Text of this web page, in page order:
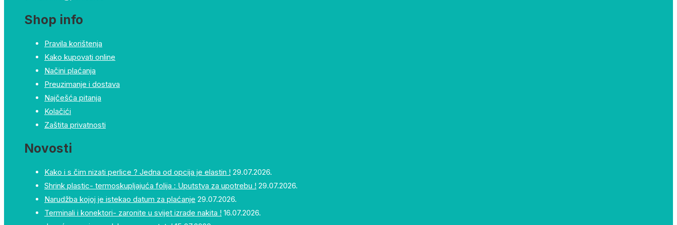
Shop info
Pravila korištenja
Kako kupovati online
Načini plaćanja
Preuzimanje i dostava
Najčešća pitanja
Kolačići
Zaštita privatnosti
Novosti
Kako i s čim nizati perlice ? Jedna od opcija je elastin ! 29.07.2026.
Shrink plastic- termoskupljajuća folija : Uputstva za upotrebu ! 29.07.2026.
Narudžba kojoj je istekao datum za plaćanje 29.07.2026.
Terminali i konektori- zaronite u svijet izrade nakita ! 16.07.2026.